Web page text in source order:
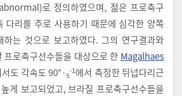
로 정의하였으며, 젊은 프로축구
다리를 주로 사용하기 때문에 심각한 양쪽
하는 것으로 보고하였다. 그의 연구결과와
프로축구선수들을 대상으로 한 Magalhaes
도 각속도 90°·s
-1에서 측정한 뒤넙다리근
게 보고되었고, 브라질 프로축구선수들을